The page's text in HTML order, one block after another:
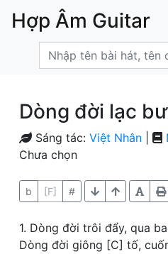
Hợp Âm Guitar
Dòng đời lạc
Sáng tác: Việt Nhân
Chưa chọn
b [F] #
1. Dòng đời trôi đẩy, qua
Dòng đời giông [C] tố,